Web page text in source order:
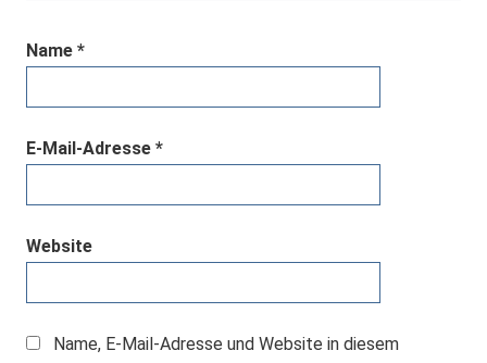
Name *
E-Mail-Adresse *
Website
Name, E-Mail-Adresse und Website in diesem